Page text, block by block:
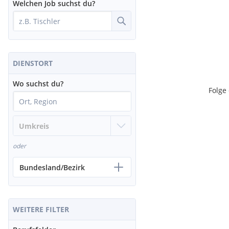
Welchen Job suchst du?
DIENSTORT
Wo suchst du?
oder
Bundesland/Bezirk
WEITERE FILTER